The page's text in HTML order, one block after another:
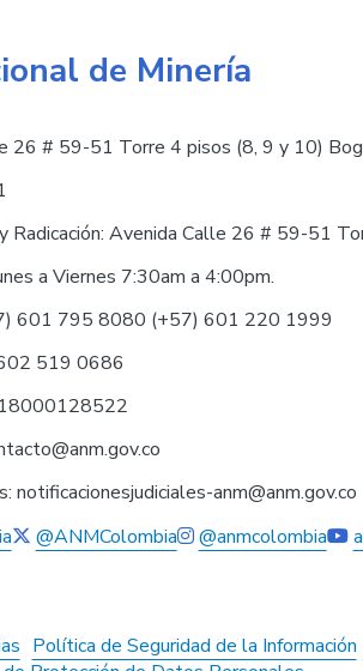
de Minería
26 # 59-51 Torre 4 pisos (8, 9 y 10)
Radicación: Avenida Calle 26 # 59-51
a Viernes 7:30am a 4:00pm.
601 795 8080 (+57) 601 220 1999
519 0686
notificacionesjudiciales-anm@anm.gov.co
@ANMColombia @anmcolombia
Política de Seguridad de la Información